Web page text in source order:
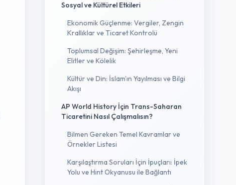
Sosyal ve Kültürel Etkileri
Ekonomik Güçlenme: Vergiler, Zengin
Krallıklar ve Ticaret Kontrolü
Toplumsal Değişim: Şehirleşme, Yeni
Elitler ve Kölelik
Kültür ve Din: İslam'ın Yayılması ve Bilgi
Akışı
AP World History İçin Trans-Saharan
Ticaretini Nasıl Çalışmalısın?
Bilmen Gereken Temel Kavramlar ve
Örnekler Listesi
Karşılaştırma Soruları İçin İpuçları: İpek
Yolu ve Hint Okyanusu ile Bağlantı